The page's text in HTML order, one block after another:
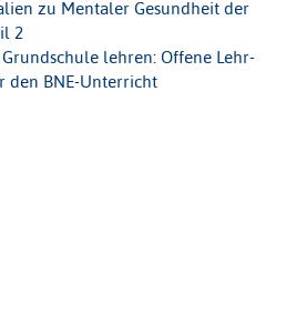
zu Mentaler Gesundheit der
2
lehren: Offene Lehr-
den BNE-Unterricht